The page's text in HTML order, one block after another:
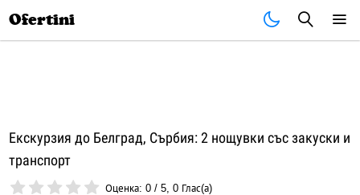
Ofertini
Екскурзия до Белград, Сърбия: 2 нощувки със закуски и
транспорт
Оценка:0 /5,0 Глас(а)